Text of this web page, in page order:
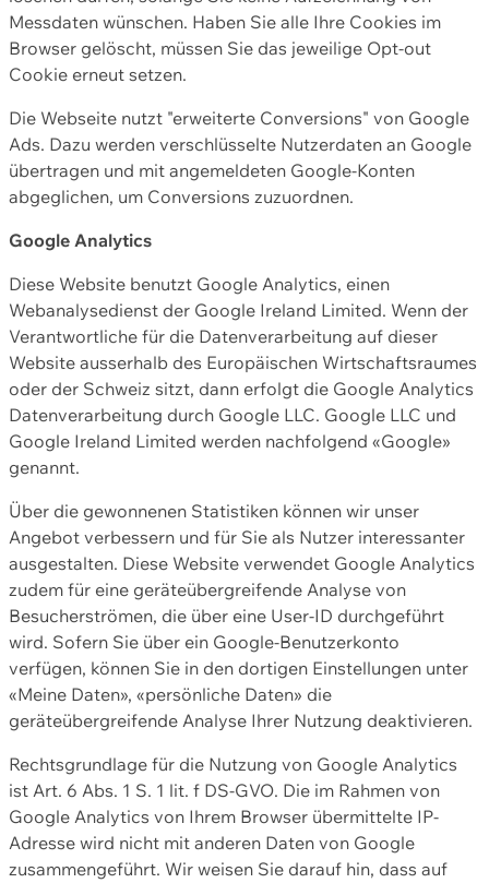
Messdaten wünschen. Haben Sie alle Ihre Cookies im
Browser gelöscht, müssen Sie das jeweilige Opt-out
Cookie erneut setzen.
Die Webseite nutzt "erweiterte Conversions" von Google
Ads. Dazu werden verschlüsselte Nutzerdaten an Google
übertragen und mit angemeldeten Google-Konten
abgeglichen, um Conversions zuzuordnen.
Google Analytics
Diese Website benutzt Google Analytics, einen
Webanalysedienst der Google Ireland Limited. Wenn der
Verantwortliche für die Datenverarbeitung auf dieser
Website ausserhalb des Europäischen Wirtschaftsraumes
oder der Schweiz sitzt, dann erfolgt die Google Analytics
Datenverarbeitung durch Google LLC. Google LLC und
Google Ireland Limited werden nachfolgend «Google»
genannt.
Über die gewonnenen Statistiken können wir unser
Angebot verbessern und für Sie als Nutzer interessanter
ausgestalten. Diese Website verwendet Google Analytics
zudem für eine geräteübergreifende Analyse von
Besucherströmen, die über eine User-ID durchgeführt
wird. Sofern Sie über ein Google-Benutzerkonto
verfügen, können Sie in den dortigen Einstellungen unter
«Meine Daten», «persönliche Daten» die
geräteübergreifende Analyse Ihrer Nutzung deaktivieren.
Rechtsgrundlage für die Nutzung von Google Analytics
ist Art. 6 Abs. 1 S. 1 lit. f DS-GVO. Die im Rahmen von
Google Analytics von Ihrem Browser übermittelte IP-
Adresse wird nicht mit anderen Daten von Google
zusammengeführt. Wir weisen Sie darauf hin, dass auf